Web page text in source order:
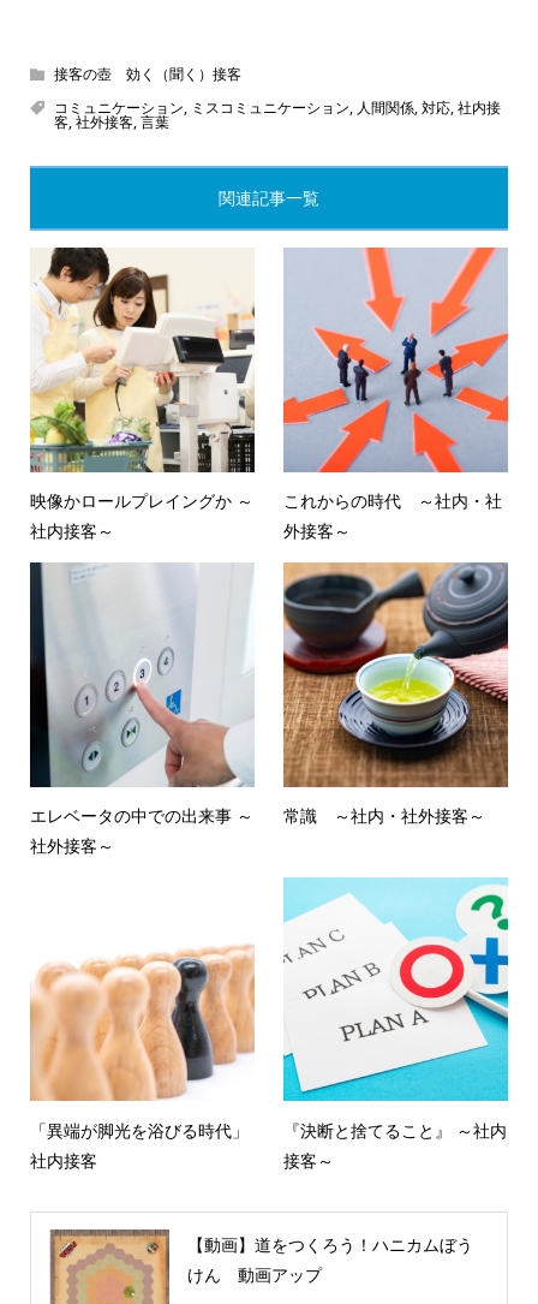
接客の壺 効く（聞く）接客
コミュニケーション, ミスコミュニケーション, 人間関係,対応,社内接
客,社外接客,言葉
関連記事一覧
映像かロールプレイングか ～
社内接客～
これからの時代 ～社内・社
外接客～
エレベータの中での出来事 ～
社外接客～
常識 ～社内・社外接客～
「異端が脚光を浴びる時代」
社内接客
『決断と捨てること』 ～社内
接客～
【動画】道をつくろう！ハニカムぼう
けん 動画アップ